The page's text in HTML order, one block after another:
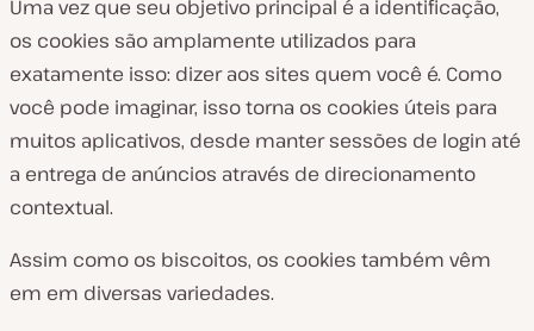
Uma vez que seu objetivo principal é a identificação,
os cookies são amplamente utilizados para
exatamente isso: dizer aos sites quem você é. Como
você pode imaginar, isso torna os cookies úteis para
muitos aplicativos, desde manter sessões de login até
a entrega de anúncios através de direcionamento
contextual.
Assim como os biscoitos, os cookies também vêm
em em diversas variedades.